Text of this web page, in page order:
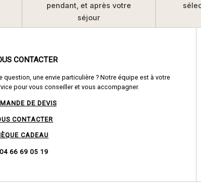
pendant, et après votre
séjour
CONTACTER
question, une envie particulière ? Notre équipe est à votre
pour vous conseiller et vous accompagner.
DE DEVIS
CONTACTER
CADEAU
66 69 05 19